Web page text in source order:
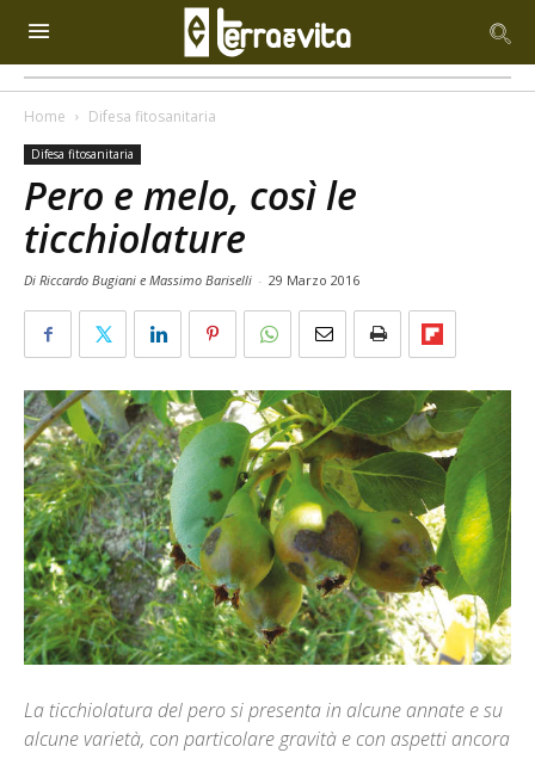
Home Difesa fitosanitaria
Difesa fitosanitaria
Pero e melo, così le
ticchiolature
Di Riccardo Bugiani e Massimo Bariselli - 29 Marzo 2016
La ticchiolatura del pero si presenta in alcune annate e su
alcune varietà, con particolare gravità e con aspetti ancora